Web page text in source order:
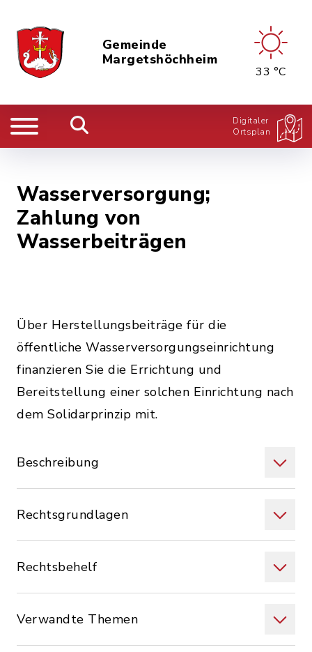
Gemeinde
Margetshöchheim
33 °C
Digitaler
Ortsplan
Wasserversorgung;
Zahlung von
Wasserbeiträgen
Über Herstellungsbeiträge für die
öffentliche Wasserversorgungseinrichtung
finanzieren Sie die Errichtung und
Bereitstellung einer solchen Einrichtung nach
dem Solidarprinzip mit.
Beschreibung
Rechtsgrundlagen
Rechtsbehelf
Verwandte Themen